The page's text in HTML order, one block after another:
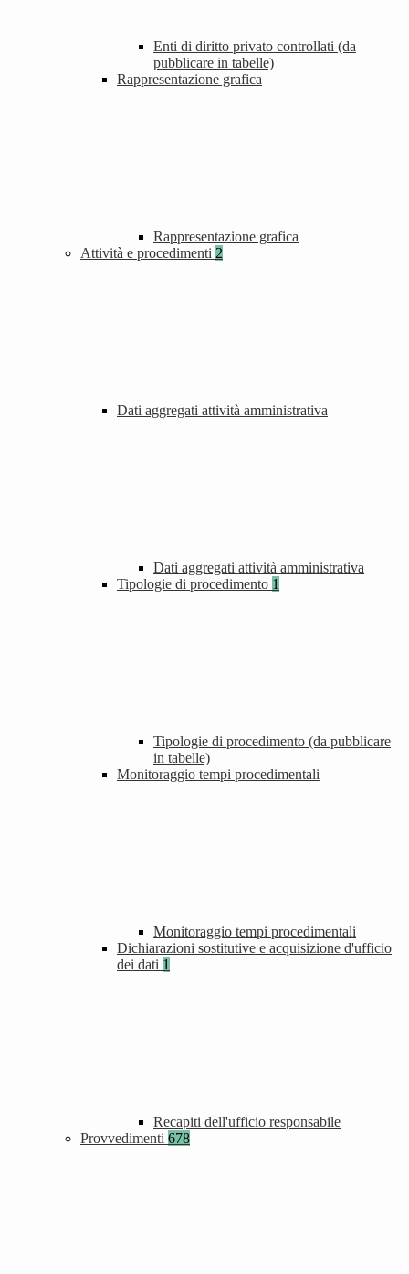
Enti di diritto privato controllati (da
pubblicare in tabelle)
Rappresentazione grafica
Rappresentazione grafica
Attività e procedimenti 2
Dati aggregati attività amministrativa
Dati aggregati attività amministrativa
Tipologie di procedimento 1
Tipologie di procedimento (da pubblicare
in tabelle)
Monitoraggio tempi procedimentali
Monitoraggio tempi procedimentali
Dichiarazioni sostitutive e acquisizione d'ufficio
dei dati 1
Recapiti dell'ufficio responsabile
Provvedimenti 678